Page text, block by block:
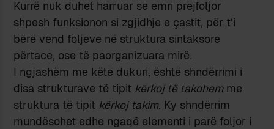
Kurrë nuk duhet harruar se emri prejfoljor
shpesh funksionon si zgjidhje e çastit, për t’i
bërë vend foljeve në struktura sintaksore
përtace, ose të paorganizuara mirë.
I ngjashëm me këtë dukuri, është shndërrimi i
disa strukturave të tipit kërkoj të takohemme
struktura të tipit kërkoj takim. Ky shndërrim
mundësohet edhe ngaqë elementi i parë foljor i